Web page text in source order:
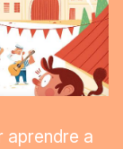
aprendre a